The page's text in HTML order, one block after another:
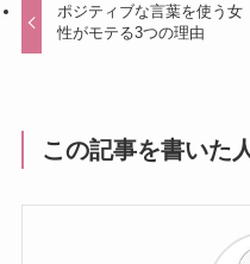
ポジティブな言葉を使う女
性がモテる3つの理由
この記事を書いた